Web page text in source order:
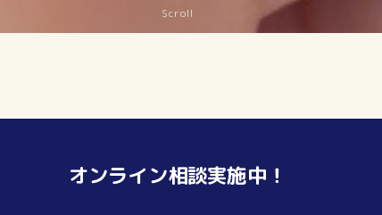
Scroll
オンライン相談実施中！